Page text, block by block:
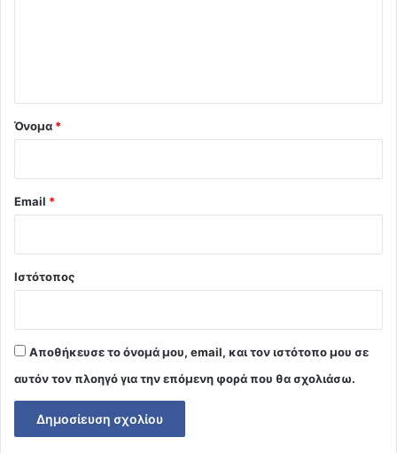
Όνομα *
Email *
Ιστότοπος
Αποθήκευσε το όνομά μου, email, και τον ιστότοπο μου σε
αυτόν τον πλοηγό για την επόμενη φορά που θα σχολιάσω.